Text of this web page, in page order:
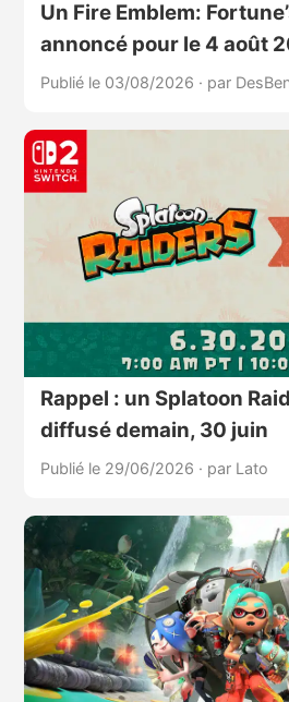
Un Fire Emblem:
annoncé pour le 4 août
Publié le 03/08/2026 · par
Rappel : un Splatoon
diffusé demain, 30 juin
Publié le 29/06/2026 · par Lato